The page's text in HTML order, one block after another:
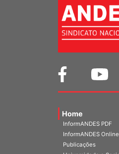
Home
InformANDES PDF
InformANDES Online
Publicações